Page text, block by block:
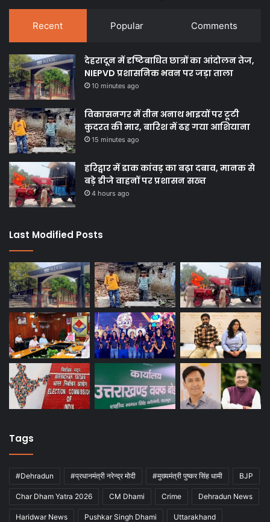
Recent Popular Comments
देहरादून में दृष्टिबाधित छात्रों का आंदोलन तेज,
NIEPVD प्रशासनिक भवन पर जड़ा ताला
10 minutes ago
विकासनगर में तीन अनाथ भाइयों पर टूटी
कुदरत की मार, बारिश में ढह गया आशियाना
15 minutes ago
हरिद्वार में डाक कांवड़ का बढ़ा दबाव, मानक से
बड़े डीजे वाहनों पर प्रशासन सख्त
4 hours ago
Last Modified Posts
Tags
#Dehradun #प्रधानमंत्री नरेन्द्र मोदी #मुख्यमंत्री पुष्कर सिंह धामी BJP
Char Dham Yatra 2026 CM Dhami Crime Dehradun News
Haridwar News Pushkar Singh Dhami Uttarakhand